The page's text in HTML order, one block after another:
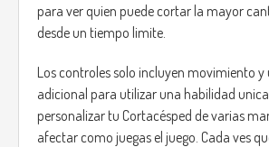
para ver quien puede cortar la mayor
desde un tiempo limite.
Los controles solo incluyen movimiento
adicional para utilizar una habilidad
personalizar tu Cortacésped de varias
afectar como juegas el juego. Cada ves